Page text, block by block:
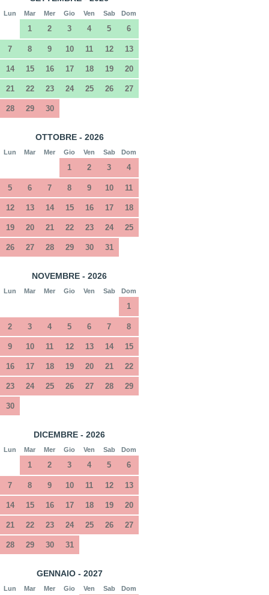
Lun Mar Mer Gio Ven Sab Dom
1 2 3 4 5 6
7 8 9 10 11 12 13
14 15 16 17 18 19 20
21 22 23 24 25 26 27
28 29 30
OTTOBRE - 2026
Lun Mar Mer Gio Ven Sab Dom
1 2 3 4
5 6 7 8 9 10 11
12 13 14 15 16 17 18
19 20 21 22 23 24 25
26 27 28 29 30 31
NOVEMBRE - 2026
Lun Mar Mer Gio Ven Sab Dom
1
2 3 4 5 6 7 8
9 10 11 12 13 14 15
16 17 18 19 20 21 22
23 24 25 26 27 28 29
30
DICEMBRE - 2026
Lun Mar Mer Gio Ven Sab Dom
1 2 3 4 5 6
7 8 9 10 11 12 13
14 15 16 17 18 19 20
21 22 23 24 25 26 27
28 29 30 31
GENNAIO - 2027
Lun Mar Mer Gio Ven Sab Dom